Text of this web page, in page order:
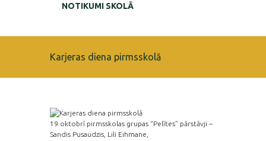
NOTIKUMI SKOLĀ
Karjeras diena pirmsskolā
19.oktobrī pirmsskolas grupas “Pelītes” pārstāvji –
Sandis Pusaudzis, Lili Eihmane,